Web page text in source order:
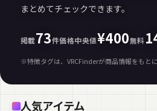
まとめてチェックできます。
掲載73件価格中央値¥400無料
※特徴タグは、VRCFinderが商品情報をもと
人気アイテム